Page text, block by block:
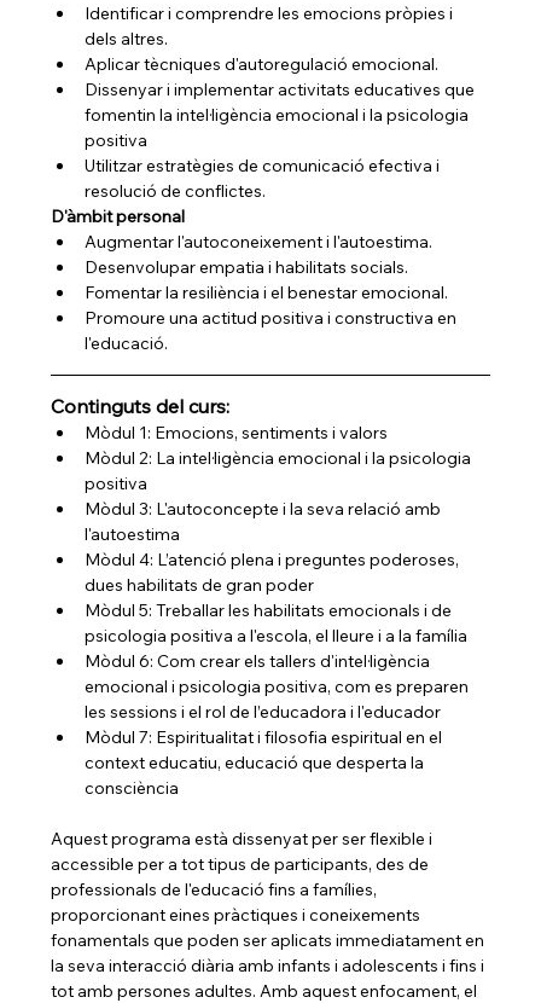
Identificar i comprendre les emocions pròpies i
dels altres.
Aplicar tècniques d'autoregulació emocional.
Dissenyar i implementar activitats educatives que
fomentin la intel·ligència emocional i la psicologia
positiva
Utilitzar estratègies de comunicació efectiva i
resolució de conflictes.
D'àmbit personal
Augmentar l'autoconeixement i l'autoestima.
Desenvolupar empatia i habilitats socials.
Fomentar la resiliència i el benestar emocional.
Promoure una actitud positiva i constructiva en
l'educació.
Continguts del curs:
Mòdul 1: Emocions, sentiments i valors
Mòdul 2: La intel·ligència emocional i la psicologia
positiva
Mòdul 3: L'autoconcepte i la seva relació amb
l'autoestima
Mòdul 4: L’atenció plena i preguntes poderoses,
dues habilitats de gran poder
Mòdul 5: Treballar les habilitats emocionals i de
psicologia positiva a l'escola, el lleure i a la família
Mòdul 6: Com crear els tallers d'intel·ligència
emocional i psicologia positiva, com es preparen
les sessions i el rol de l’educadora i l'educador
Mòdul 7: Espiritualitat i filosofia espiritual en el
context educatiu, educació que desperta la
consciència
Aquest programa està dissenyat per ser flexible i
accessible per a tot tipus de participants, des de
professionals de l'educació fins a famílies,
proporcionant eines pràctiques i coneixements
fonamentals que poden ser aplicats immediatament en
la seva interacció diària amb infants i adolescents i fins i
tot amb persones adultes. Amb aquest enfocament, el